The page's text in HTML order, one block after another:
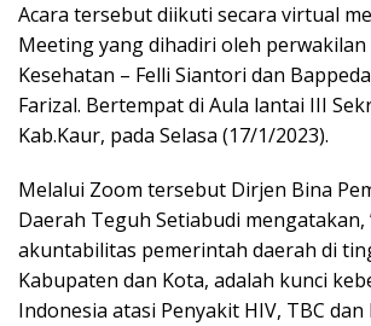
Acara tersebut diikuti secara virtual
Meeting yang dihadiri oleh perwakilan
Kesehatan – Felli Siantori dan
Farizal. Bertempat di Aula lantai III
Kab.Kaur, pada Selasa (17/1/2023).
Melalui Zoom tersebut Dirjen Bina
Daerah Teguh Setiabudi mengatakan,
akuntabilitas pemerintah daerah di
Kabupaten dan Kota, adalah kunci
Indonesia atasi Penyakit HIV, TBC